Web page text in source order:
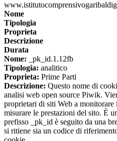
Nome
Tipologia
Proprieta
Descrizione
Durata
Nome: _pk_id.1.12fb
Tipologia: analitico
Proprieta: Prime Parti
Descrizione: Questo nome di
analisi web open source Piwik.
proprietari di siti Web a
misurare le prestazioni del sito. È
prefisso _pk_id è seguito da una
si ritiene sia un codice di